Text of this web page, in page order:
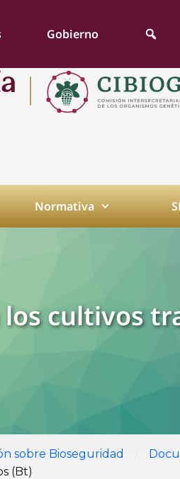
Gobierno
Normativa
los cultivos
sobre Bioseguridad
(Bt)